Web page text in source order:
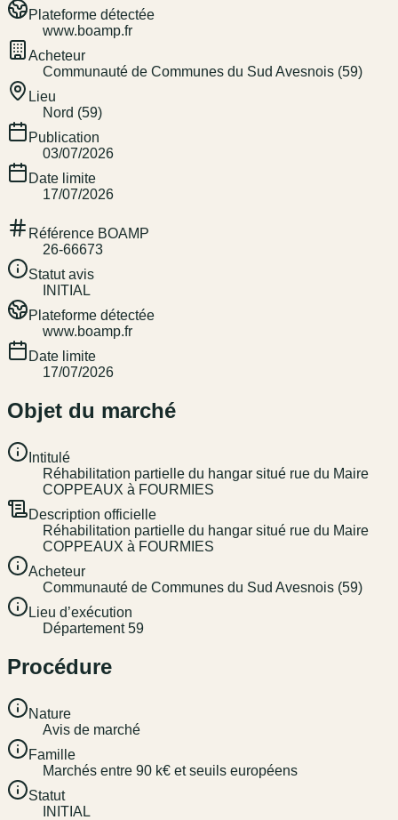
Plateforme détectée
www.boamp.fr
Acheteur
Communauté de Communes du Sud Avesnois (59)
Lieu
Nord (59)
Publication
03/07/2026
Date limite
17/07/2026
Référence BOAMP
26-66673
Statut avis
INITIAL
Plateforme détectée
www.boamp.fr
Date limite
17/07/2026
Objet du marché
Intitulé
Réhabilitation partielle du hangar situé rue du Maire
COPPEAUX à FOURMIES
Description officielle
Réhabilitation partielle du hangar situé rue du Maire
COPPEAUX à FOURMIES
Acheteur
Communauté de Communes du Sud Avesnois (59)
Lieu d’exécution
Département 59
Procédure
Nature
Avis de marché
Famille
Marchés entre 90 k€ et seuils européens
Statut
INITIAL